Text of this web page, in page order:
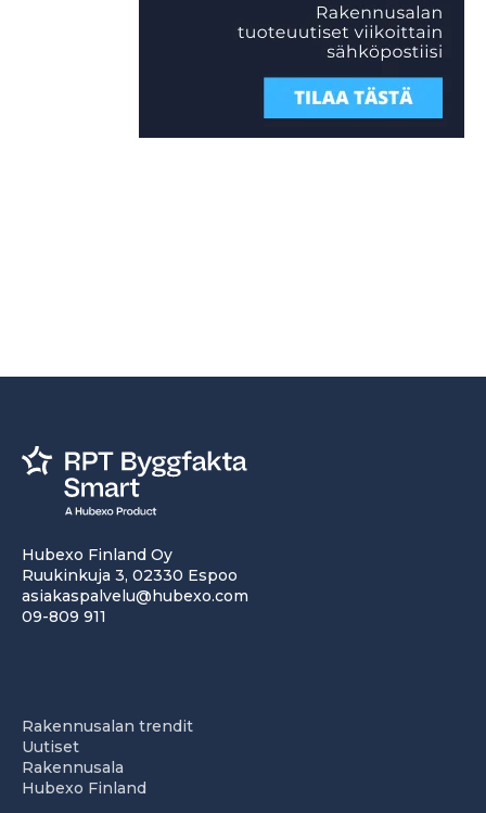
Hubexo Finland Oy
Ruukinkuja 3, 02330 Espoo
asiakaspalvelu@hubexo.com
09-809 911
Rakennusalan trendit
Uutiset
Rakennusala
Hubexo Finland